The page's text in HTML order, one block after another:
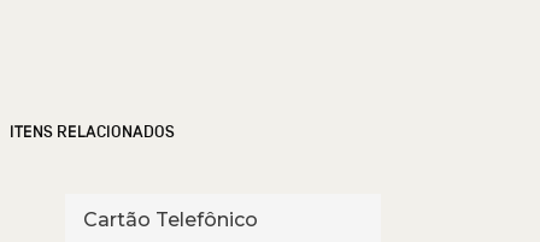
ITENS RELACIONADOS
Cartão Telefônico